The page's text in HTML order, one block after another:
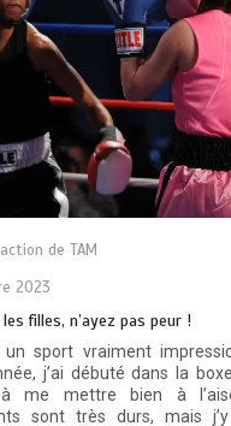
de TAM
2023
filles, n’ayez pas peur !
sport vraiment
j’ai débuté dans la
à me mettre bien à
sont très durs, mais